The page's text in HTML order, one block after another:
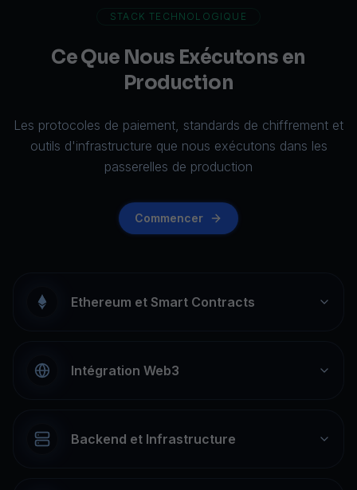
STACK TECHNOLOGIQUE
Ce Que Nous Exécutons en
Production
Les protocoles de paiement, standards de chiffrement et
outils d'infrastructure que nous exécutons dans les
passerelles de production
Commencer
Ethereum et Smart Contracts
Intégration Web3
Backend et Infrastructure